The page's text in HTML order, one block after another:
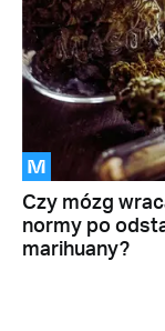
M
Czy mózg
normy po
marihuany?